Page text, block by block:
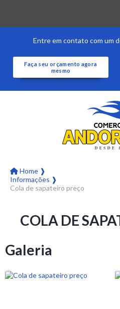
Entre em contato com um
Faça seu orçamento agora
mesmo
Home ❱
Informações ❱
Cola de sapateiro preço
COLA DE
Galeria